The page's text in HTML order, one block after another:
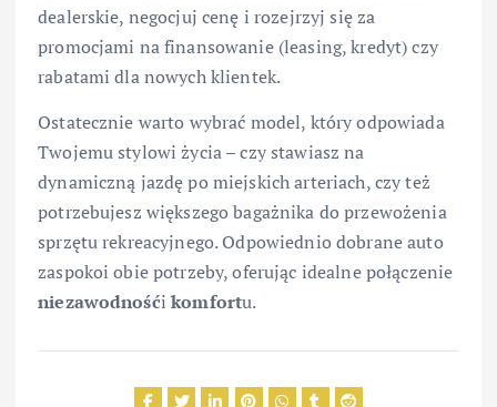
dealerskie, negocjuj cenę i rozejrzyj się za
promocjami na finansowanie (leasing, kredyt) czy
rabatami dla nowych klientek.
Ostatecznie warto wybrać model, który odpowiada
Twojemu stylowi życia – czy stawiasz na
dynamiczną jazdę po miejskich arteriach, czy też
potrzebujesz większego bagażnika do przewożenia
sprzętu rekreacyjnego. Odpowiednio dobrane auto
zaspokoi obie potrzeby, oferując idealne połączenie
niezawodnośćikomfortu.